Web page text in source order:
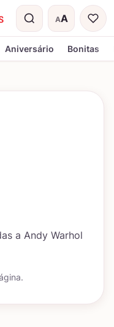
AA
Tamanho do
Aniversário Bonitas
a Andy Warhol